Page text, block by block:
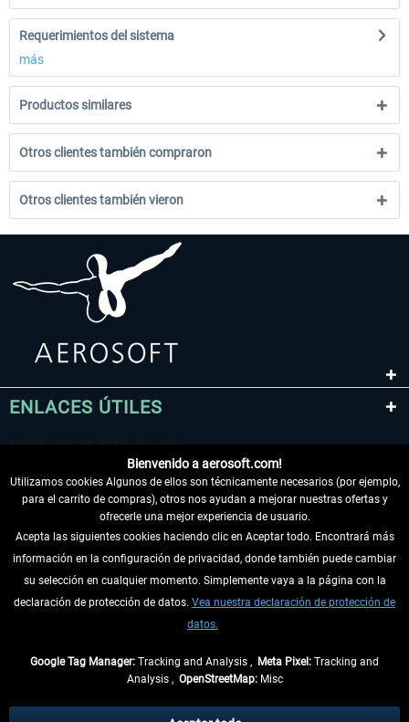
Requerimientos del sistema
más
Productos similares
Otros clientes también compraron
Otros clientes también vieron
ENLACES ÚTILES
DESISTIR DEL CONTRATO
INFORMACIÓN
Bienvenido a aerosoft.com!
Utilizamos cookies Algunos de ellos son técnicamente necesarios (por ejemplo,
para el carrito de compras), otros nos ayudan a mejorar nuestras ofertas y
ofrecerle una mejor experiencia de usuario.
Acepta las siguientes cookies haciendo clic en Aceptar todo. Encontrará más
información en la configuración de privacidad, donde también puede cambiar
su selección en cualquier momento. Simplemente vaya a la página con la
declaración de protección de datos. Vea nuestra declaración de protección de
datos.
Google Tag Manager: Tracking and Analysis , Meta Pixel: Tracking and
Analysis , OpenStreetMap:Misc